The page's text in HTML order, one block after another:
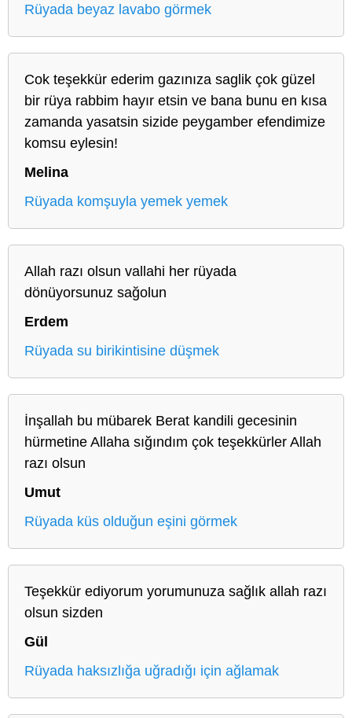
Rüyada beyaz lavabo görmek
Cok teşekkür ederim gazınıza saglik çok güzel
bir rüya rabbim hayır etsin ve bana bunu en kısa
zamanda yasatsin sizide peygamber efendimize
komsu eylesin!
Melina
Rüyada komşuyla yemek yemek
Allah razı olsun vallahi her rüyada
dönüyorsunuz sağolun
Erdem
Rüyada su birikintisine düşmek
İnşallah bu mübarek Berat kandili gecesinin
hürmetine Allaha sığındım çok teşekkürler Allah
razı olsun
Umut
Rüyada küs olduğun eşini görmek
Teşekkür ediyorum yorumunuza sağlık allah razı
olsun sizden
Gül
Rüyada haksızlığa uğradığı için ağlamak